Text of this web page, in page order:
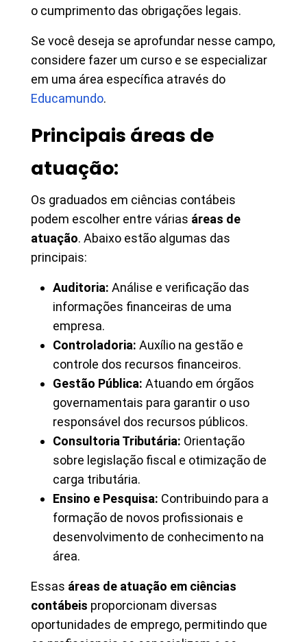
o cumprimento das obrigações legais.
Se você deseja se aprofundar nesse campo,
considere fazer um curso e se especializar
em uma área específica através do
Educamundo.
Principais áreas de
atuação:
Os graduados em ciências contábeis
podem escolher entre várias áreas de
atuação. Abaixo estão algumas das
principais:
Auditoria: Análise e verificação das
informações financeiras de uma
empresa.
Controladoria: Auxílio na gestão e
controle dos recursos financeiros.
Gestão Pública: Atuando em órgãos
governamentais para garantir o uso
responsável dos recursos públicos.
Consultoria Tributária: Orientação
sobre legislação fiscal e otimização de
carga tributária.
Ensino e Pesquisa: Contribuindo para a
formação de novos profissionais e
desenvolvimento de conhecimento na
área.
Essas áreas de atuação em ciências
contábeis proporcionam diversas
oportunidades de emprego, permitindo que